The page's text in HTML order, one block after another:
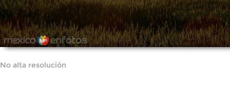
No alta resolución